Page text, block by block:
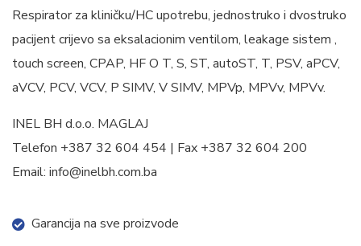
Respirator za kliničku/HC upotrebu, jednostruko i dvostruko
pacijent crijevo sa eksalacionim ventilom, leakage sistem ,
touch screen, CPAP, HF O T, S, ST, autoST, T, PSV, aPCV,
aVCV, PCV, VCV, P SIMV, V SIMV, MPVp, MPVv, MPVv.
INEL BH d.o.o. MAGLAJ
Telefon +387 32 604 454 | Fax +387 32 604 200
Email: info@inelbh.com.ba
Garancija na sve proizvode